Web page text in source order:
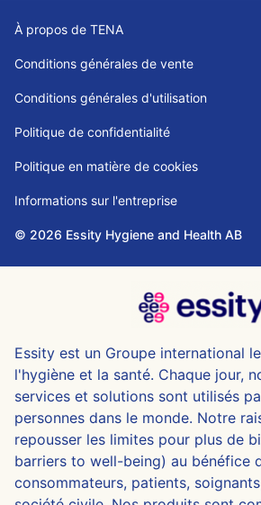
À propos de TENA
Conditions générales de vente
Conditions générales d'utilisation
Politique de confidentialité
Politique en matière de cookies
Informations sur l'entreprise
© 2026 Essity Hygiene and Health AB
Essity est un Groupe international
l'hygiène et la santé. Chaque jour,
services et solutions sont utilisés
personnes dans le monde. Notre
repousser les limites pour plus de
barriers to well-being) au bénéfice
consommateurs, patients,